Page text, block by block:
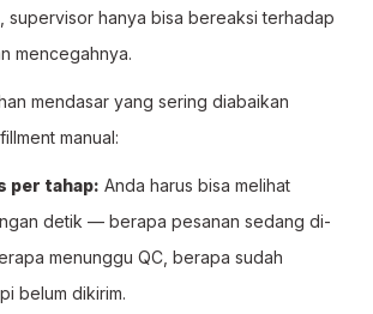
supervisor hanya bisa bereaksi terhadap
mencegahnya.
mendasar yang sering diabaikan
manual:
per tahap: Anda harus bisa melihat
detik — berapa pesanan sedang di-
menunggu QC, berapa sudah
belum dikirim.